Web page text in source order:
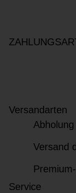
Versandarten
Versand
Service